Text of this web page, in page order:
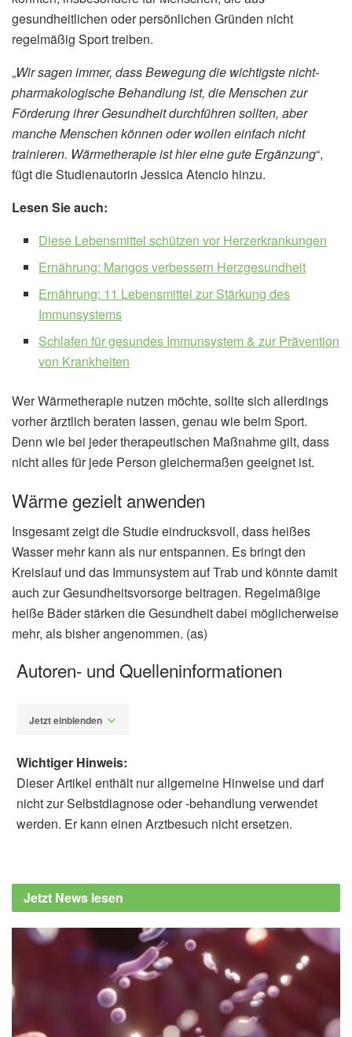
gesundheitlichen oder persönlichen Gründen nicht
regelmäßig Sport treiben.
„Wir sagen immer, dass Bewegung die wichtigste nicht-
pharmakologische Behandlung ist, die Menschen zur
Förderung ihrer Gesundheit durchführen sollten, aber
manche Menschen können oder wollen einfach nicht
trainieren. Wärmetherapie ist hier eine gute Ergänzung“,
fügt die Studienautorin Jessica Atencio hinzu.
Lesen Sie auch:
Diese Lebensmittel schützen vor Herzerkrankungen
Ernährung: Mangos verbessern Herzgesundheit
Ernährung: 11 Lebensmittel zur Stärkung des
Immunsystems
Schlafen für gesundes Immunsystem & zur Prävention
von Krankheiten
Wer Wärmetherapie nutzen möchte, sollte sich allerdings
vorher ärztlich beraten lassen, genau wie beim Sport.
Denn wie bei jeder therapeutischen Maßnahme gilt, dass
nicht alles für jede Person gleichermaßen geeignet ist.
Wärme gezielt anwenden
Insgesamt zeigt die Studie eindrucksvoll, dass heißes
Wasser mehr kann als nur entspannen. Es bringt den
Kreislauf und das Immunsystem auf Trab und könnte damit
auch zur Gesundheitsvorsorge beitragen. Regelmäßige
heiße Bäder stärken die Gesundheit dabei möglicherweise
mehr, als bisher angenommen. (as)
Autoren- und Quelleninformationen
Jetzt einblenden
Wiedenfeld Needham, Kathryn M. Lucernoni,
Lindan N. Comrada, et al.: Comparison of
immune responses to different passive heat
therapy modalities; in: American Journal of
Physiology (veröffentlicht 09.06.2025),
American Journal of Physiology
University of Oregon: A good soak in a hot
Wichtiger Hinweis:
Dieser Artikel enthält nur allgemeine Hinweise und darf
nicht zur Selbstdiagnose oder -behandlung verwendet
werden. Er kann einen Arztbesuch nicht ersetzen.
Jetzt News lesen